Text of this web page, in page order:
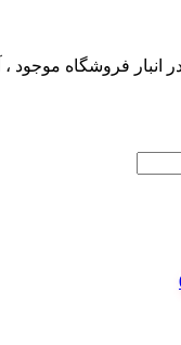
انبار فروشگاه